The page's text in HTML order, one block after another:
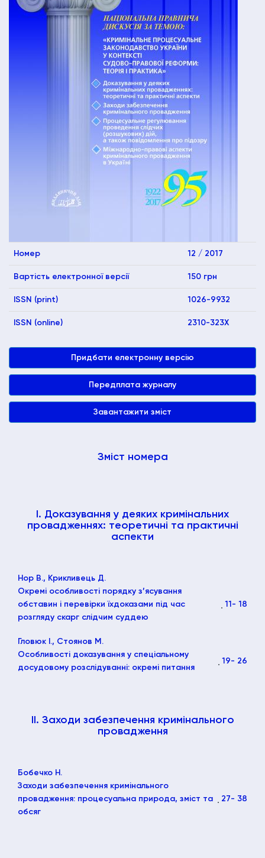
Номер 12 / 2017
Вартість електронної версії 150 грн
ISSN (print) 1026-9932
ISSN (online) 2310-323X
Придбати електронну версію
Передплата журналу
Завантажити зміст
Зміст номера
І. Доказування у деяких кримінальних
провадженнях: теоретичні та практичні
аспекти
Нор В., Крикливець Д.
Окремі особливості порядку з’ясування
обставин і перевірки їхдоказами під час
розгляду скарг слідчим суддею
11 - 18
Гловюк І., Стоянов М.
Особливості доказування у спеціальному
досудовому розслідуванні: окремі питання
19- 26
II. Заходи забезпечення кримінального
провадження
Бобечко Н.
Заходи забезпечення кримінального
провадження: процесуальна природа, зміст та
обсяг
27- 38